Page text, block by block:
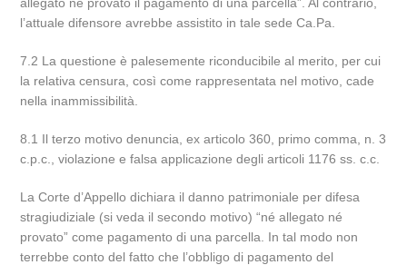
l’attuale difensore avrebbe assistito in tale sede Ca.Pa.
7.2 La questione è palesemente riconducibile al merito, per cui
la relativa censura, così come rappresentata nel motivo, cade
nella inammissibilità.
8.1 Il terzo motivo denuncia, ex articolo 360, primo comma, n. 3
c.p.c., violazione e falsa applicazione degli articoli 1176 ss. c.c.
La Corte d’Appello dichiara il danno patrimoniale per difesa
stragiudiziale (si veda il secondo motivo) “né allegato né
provato” come pagamento di una parcella. In tal modo non
terrebbe conto del fatto che l’obbligo di pagamento del